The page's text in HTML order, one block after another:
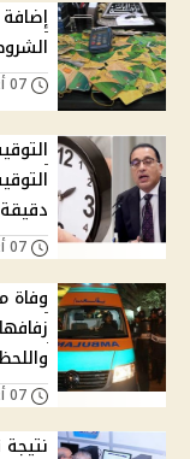
دقيقة
وفاة